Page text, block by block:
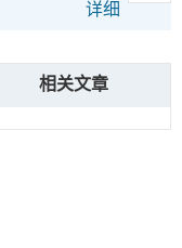
详细
相关文章